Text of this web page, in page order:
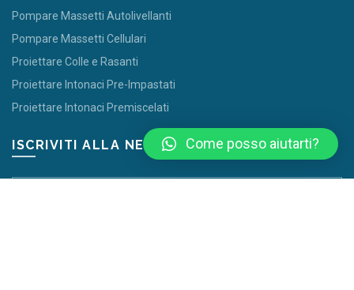
Pompare Massetti Autolivellanti
Pompare Massetti Cellulari
Proiettare Colle e Rasanti
Proiettare Intonaci Pre-Impastati
Proiettare Intonaci Premiscelati
ISCRIVITI ALLA NEWSLETTERCome posso aiutarti?